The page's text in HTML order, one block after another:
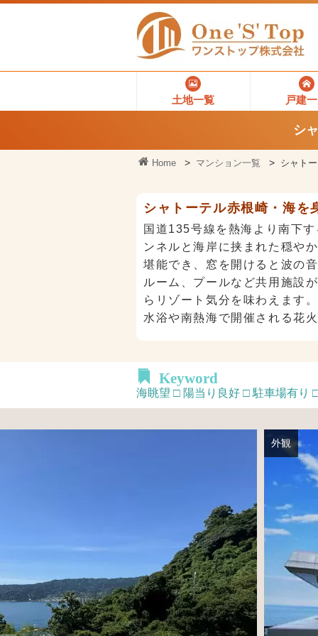
土地一覧 戸建
シ
Home マンション一覧 シャト
シャトーテル赤根崎・海
国道135号線を熱海より南下
ンネルと海岸に挟まれた穏や
堪能でき、窓を開けると波の
ルーム、プールなど共用施設
らリゾート気分を味わえます
水浴や南熱海で開催される花
Keyword
海眺望 □ 陽当り良好 □ 駐車場有り
外観